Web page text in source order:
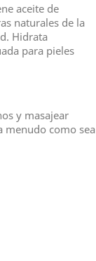
aceite de
naturales de la
Hidrata
para pieles
y masajear
menudo como sea